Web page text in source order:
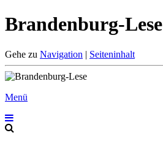
Brandenburg-Lese
Gehe zu Navigation | Seiteninhalt
Menü